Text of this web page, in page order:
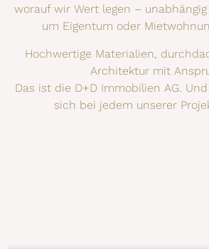
worauf wir Wert legen –
um Eigentum oder
Hochwertige Materialien,
Architektur mit
Das ist die D+D Immobilien AG.
sich bei jedem unserer